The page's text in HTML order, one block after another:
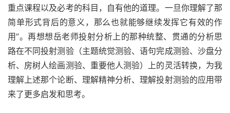
重点课程以及必考的科目，自有他的道理。一旦你理解了那
简单形式背后的意义，那么也就能够继续发挥它有效的作
用”。再想想岳老师投射分析上的那种统整、贯通的分析思
路在不同投射测验（主题统觉测验、语句完成测验、沙盘分
析、房树人绘画测验、重要他人测验）上的灵活转换，为我
理解上述那个论断、理解精神分析、理解投射测验的应用带
来了更多启发和思考。